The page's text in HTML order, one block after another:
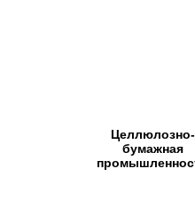
Целлюлозно-
бумажная